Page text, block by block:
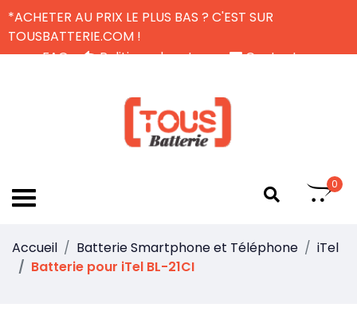
*ACHETER AU PRIX LE PLUS BAS ? C'EST SUR
TOUSBATTERIE.COM !
FAQ
Politique de retour
Contactez-nous
0
Accueil Batterie Smartphone et Téléphone
iTel
Batterie pour iTel BL-21CI